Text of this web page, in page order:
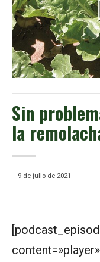
Sin
la
9 de julio de 2021